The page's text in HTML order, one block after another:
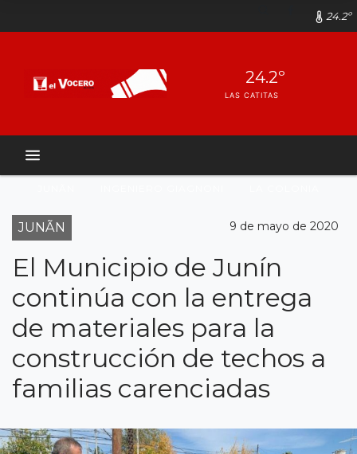
24.2º
24.2º
LAS CATITAS
JUNÃN 9 de mayo de 2020
El Municipio de Junín
continúa con la entrega
de materiales para la
construcción de techos a
familias carenciadas